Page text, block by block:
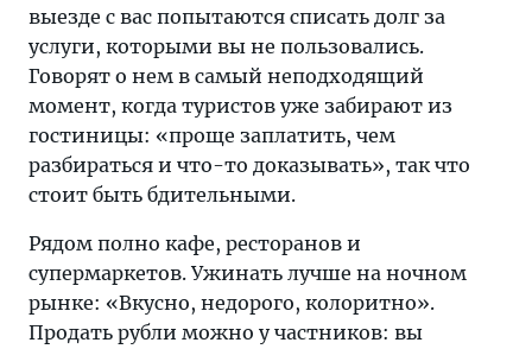
выезде с вас попытаются списать долг за
услуги, которыми вы не пользовались.
Говорят о нем в самый неподходящий
момент, когда туристов уже забирают из
гостиницы: «проще заплатить, чем
разбираться и что-то доказывать», так что
стоит быть бдительными.
Рядом полно кафе, ресторанов и
супермаркетов. Ужинать лучше на ночном
рынке: «Вкусно, недорого, колоритно».
Продать рубли можно у частников: вы